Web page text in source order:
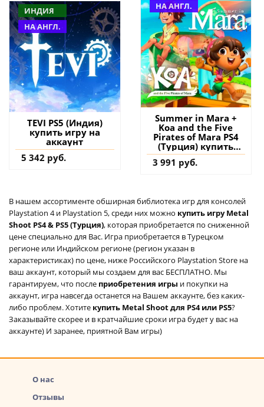
ИНДИЯ
НА АНГЛ.
TEVI PS5 (Индия)
купить игру на
аккаунт
5 342 руб.
НА АНГЛ.
Summer in Mara +
Koa and the Five
Pirates of Mara PS4
(Турция) купить
игру на аккаунт
3 991 руб.
В нашем ассортименте обширная библиотека игр для консолей
Playstation 4 и Playstation 5, среди них можно купить игру Metal
Shoot PS4 & PS5 (Турция), которая приобретается по сниженной
цене специально для Вас. Игра приобретается в Турецком
регионе или Индийском регионе (регион указан в
характеристиках) по цене, ниже Российского Playstation Store на
ваш аккаунт, который мы создаем для вас БЕСПЛАТНО. Мы
гарантируем, что после приобретения игры и покупки на
аккаунт, игра навсегда останется на Вашем аккаунте, без каких-
либо проблем. Хотите купить Metal Shoot для PS4 или PS5?
Заказывайте скорее и в кратчайшие сроки игра будет у вас на
аккаунте) И заранее, приятной Вам игры)
О нас
Отзывы